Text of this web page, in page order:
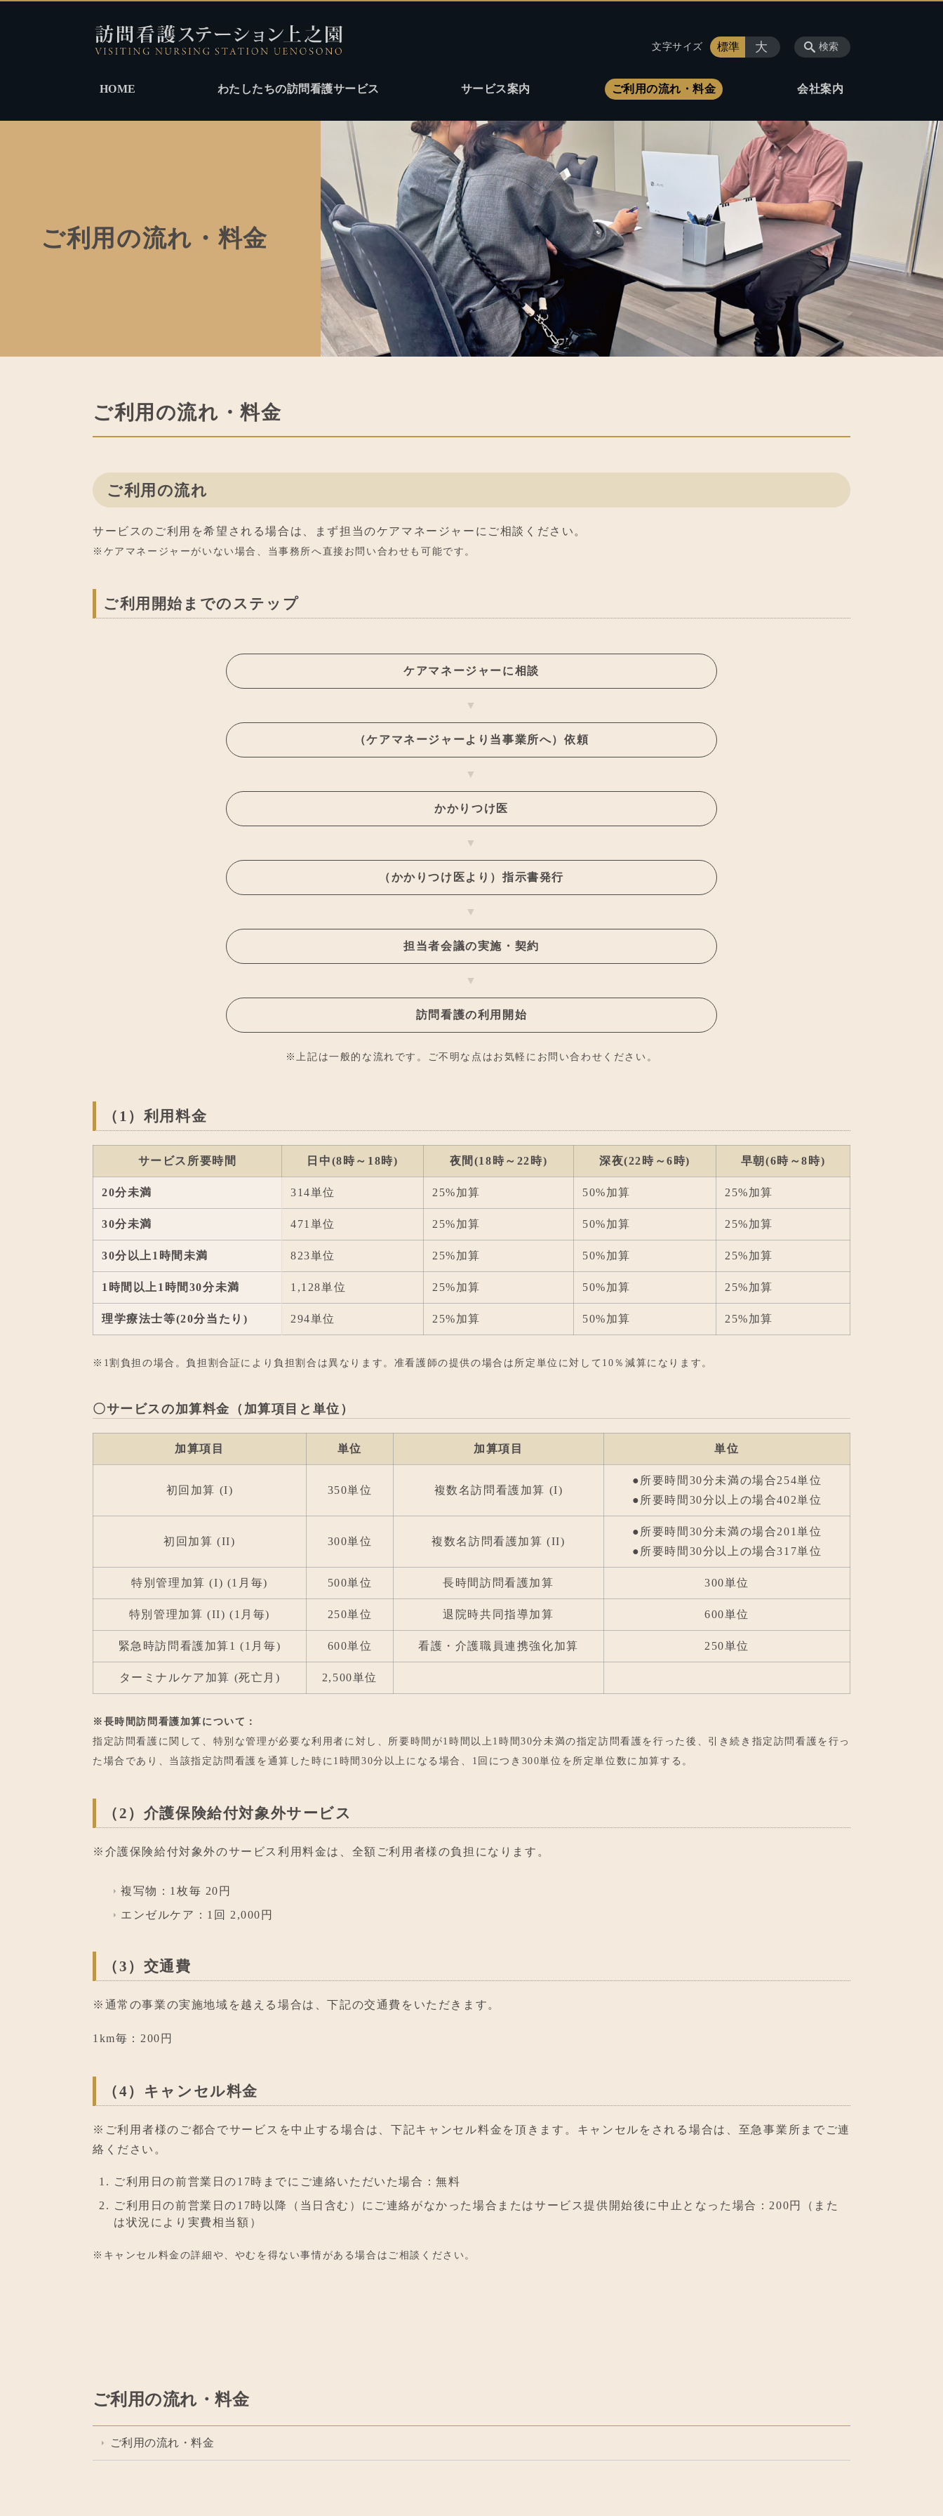
HOME わたしたちの訪問看護サービス サービス案内 ご利用の流れ・料金 会社案内
検索
文字サイズ 標準 大
ご利用の流れ・料金
ご利用の流れ・料金
ご利用の流れ
サービスのご利用を希望される場合は、まず担当のケアマネージャーにご相談ください。
※ケアマネージャーがいない場合、当事務所へ直接お問い合わせも可能です。
ご利用開始までのステップ
ケアマネージャーに相談
▼
（ケアマネージャーより当事業所へ）依頼
▼
かかりつけ医
▼
（かかりつけ医より）指示書発行
▼
担当者会議の実施・契約
▼
訪問看護の利用開始
※上記は一般的な流れです。ご不明な点はお気軽にお問い合わせください。
（1）利用料金
サービス所要時間 日中(8時～18時) 夜間 (18時～22時) 深夜(22時～6時) 早朝 (6時～8時)
20分未満 314単位 25%加算 50%加算 25%加算
30分未満 471単位 25%加算 50%加算 25%加算
30分以上1時間未満 823単位 25%加算 50%加算 25%加算
1時間以上1時間30分未満 1,128単位 25%加算 50%加算 25%加算
理学療法士等(20分当たり) 294単位 25%加算 50%加算 25%加算
※1割負担の場合。負担割合証により負担割合は異なります。准看護師の提供の場合は所定単位に対して10％減算になります。
〇サービスの加算料金（加算項目と単位）
加算項目 単位 加算項目 単位
初回加算 (I) 350単位 複数名訪問看護加算 (I)
●所要時間30分未満の場合254単位
●所要時間30分以上の場合402単位
初回加算 (II) 300単位 複数名訪問看護加算 (II)
●所要時間30分未満の場合201単位
●所要時間30分以上の場合317単位
特別管理加算 (I) (1月毎) 500単位 長時間訪問看護加算 300単位
特別管理加算 (II) (1月毎) 250単位 退院時共同指導加算 600単位
緊急時訪問看護加算1 (1月毎) 600単位 看護・介護職員連携強化加算 250単位
ターミナルケア加算 (死亡月) 2,500単位
※長時間訪問看護加算について：
指定訪問看護に関して、特別な管理が必要な利用者に対し、所要時間が1時間以上1時間30分未満の指定訪問看護を行った後、引き続き指定訪問看護を行っ
た場合であり、当該指定訪問看護を通算した時に1時間30分以上になる場合、1回につき300単位を所定単位数に加算する。
（2）介護保険給付対象外サービス
※介護保険給付対象外のサービス利用料金は、全額ご利用者様の負担になります。
複写物：1枚毎 20円
エンゼルケア：1回 2,000円
（3）交通費
※通常の事業の実施地域を越える場合は、下記の交通費をいただきます。
1km毎：200円
（4）キャンセル料金
※ご利用者様のご都合でサービスを中止する場合は、下記キャンセル料金を頂きます。キャンセルをされる場合は、至急事業所までご連
絡ください。
ご利用日の前営業日の17時までにご連絡いただいた場合：無料
ご利用日の前営業日の17時以降（当日含む）にご連絡がなかった場合またはサービス提供開始後に中止となった場合：200円（また
は状況により実費相当額）
※キャンセル料金の詳細や、やむを得ない事情がある場合はご相談ください。
ご利用の流れ・料金
ご利用の流れ・料金